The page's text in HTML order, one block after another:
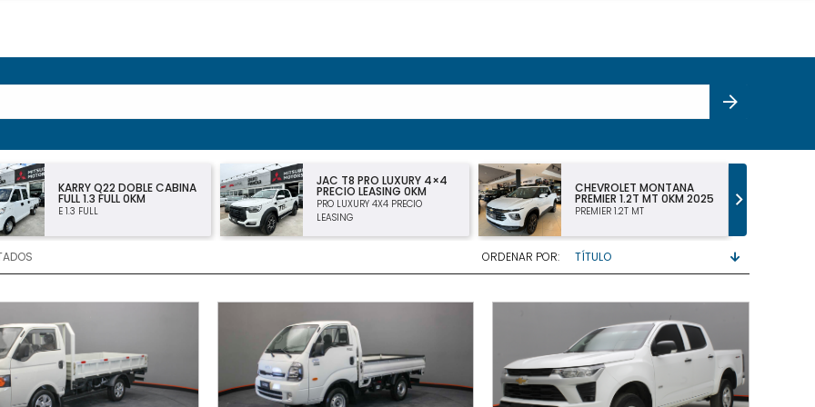
JAC T8 PRO LUXURY 4×4
PRECIO LEASING 0KM
PRO LUXURY 4X4 PRECIO
LEASING
CHEVROLET MONTANA
PREMIER 1.2T MT 0KM 2025
PREMIER 1.2T MT
CHEVROLET MONTANA LT
DC 1.2 TURBO 2025
LT 1.2 TURBO DOBLE CABINA
ORDENAR POR: